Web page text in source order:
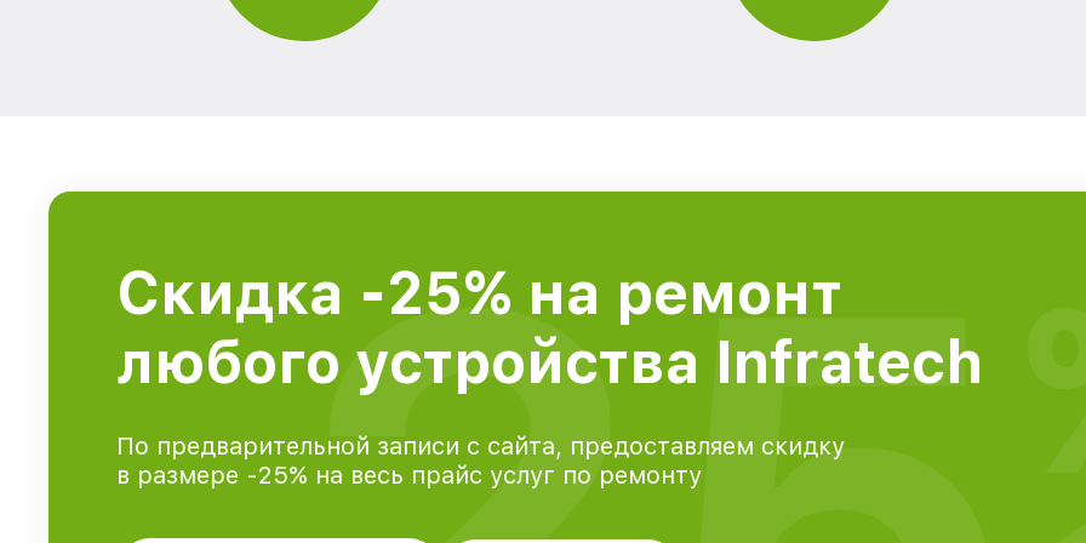
Скидка -25% на ремонт
любого устройства Infratech
По предварительной записи с сайта, предоставляем скидку
в размере -25% на весь прайс услуг по ремонту